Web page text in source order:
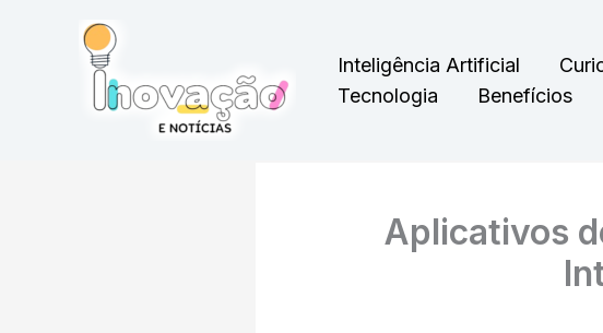
Inteligência Artificial
Tecnologia
Benefícios
Aplicativos